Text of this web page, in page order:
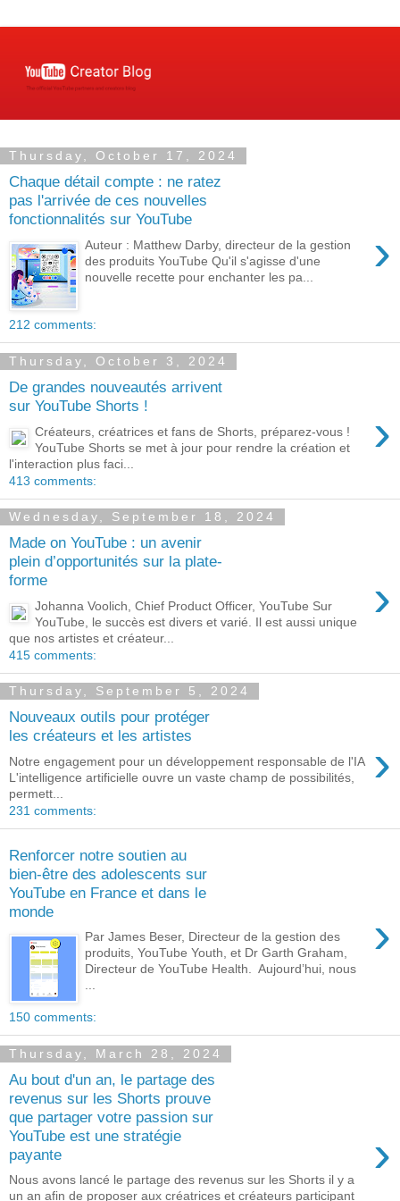
Thursday, October 17, 2024
Chaque détail compte : ne ratez
pas l'arrivée de ces nouvelles
fonctionnalités sur YouTube
›
Auteur : Matthew Darby, directeur de la gestion
des produits YouTube Qu'il s'agisse d'une
nouvelle recette pour enchanter les pa...
212 comments:
Thursday, October 3, 2024
De grandes nouveautés arrivent
sur YouTube Shorts !
›
Créateurs, créatrices et fans de Shorts, préparez-vous !
YouTube Shorts se met à jour pour rendre la création et
l'interaction plus faci...
413 comments:
Wednesday, September 18, 2024
Made on YouTube : un avenir
plein d’opportunités sur la plate-
forme
›
Johanna Voolich, Chief Product Officer, YouTube Sur
YouTube, le succès est divers et varié. Il est aussi unique
que nos artistes et créateur...
415 comments:
Thursday, September 5, 2024
Nouveaux outils pour protéger
les créateurs et les artistes
›
Notre engagement pour un développement responsable de l'IA
L'intelligence artificielle ouvre un vaste champ de possibilités,
permett...
231 comments:
Renforcer notre soutien au
bien-être des adolescents sur
YouTube en France et dans le
monde
›
Par James Beser, Directeur de la gestion des
produits, YouTube Youth, et Dr Garth Graham,
Directeur de YouTube Health. Aujourd’hui, nous
...
150 comments:
Thursday, March 28, 2024
Au bout d'un an, le partage des
revenus sur les Shorts prouve
que partager votre passion sur
YouTube est une stratégie
payante
›
Nous avons lancé le partage des revenus sur les Shorts il y a
un an afin de proposer aux créatrices et créateurs participant